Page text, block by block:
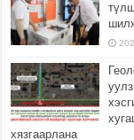
хязгаарлана